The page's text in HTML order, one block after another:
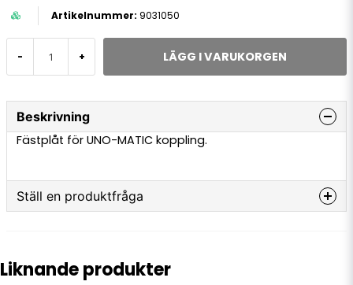
9031050
- + LÄGG I VARUKORGEN
Beskrivning
Fästplåt för UNO-MATIC koppling.
Ställ en produktfråga
Liknande produkter